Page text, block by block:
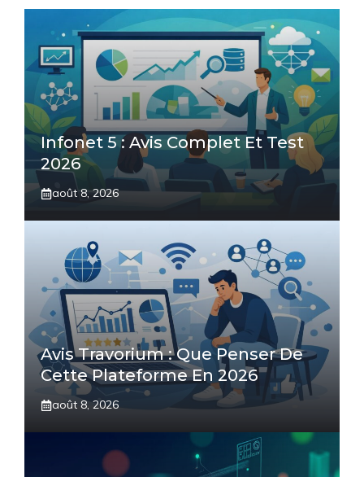
Infonet 5 : Avis Complet Et Test
2026
août 8, 2026
Avis Travorium : Que Penser De
Cette Plateforme En 2026
août 8, 2026